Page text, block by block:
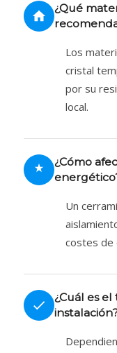
¿Qué
Los
cristal
por su
local.
¿Cómo
Un
costes de
¿Cuál es